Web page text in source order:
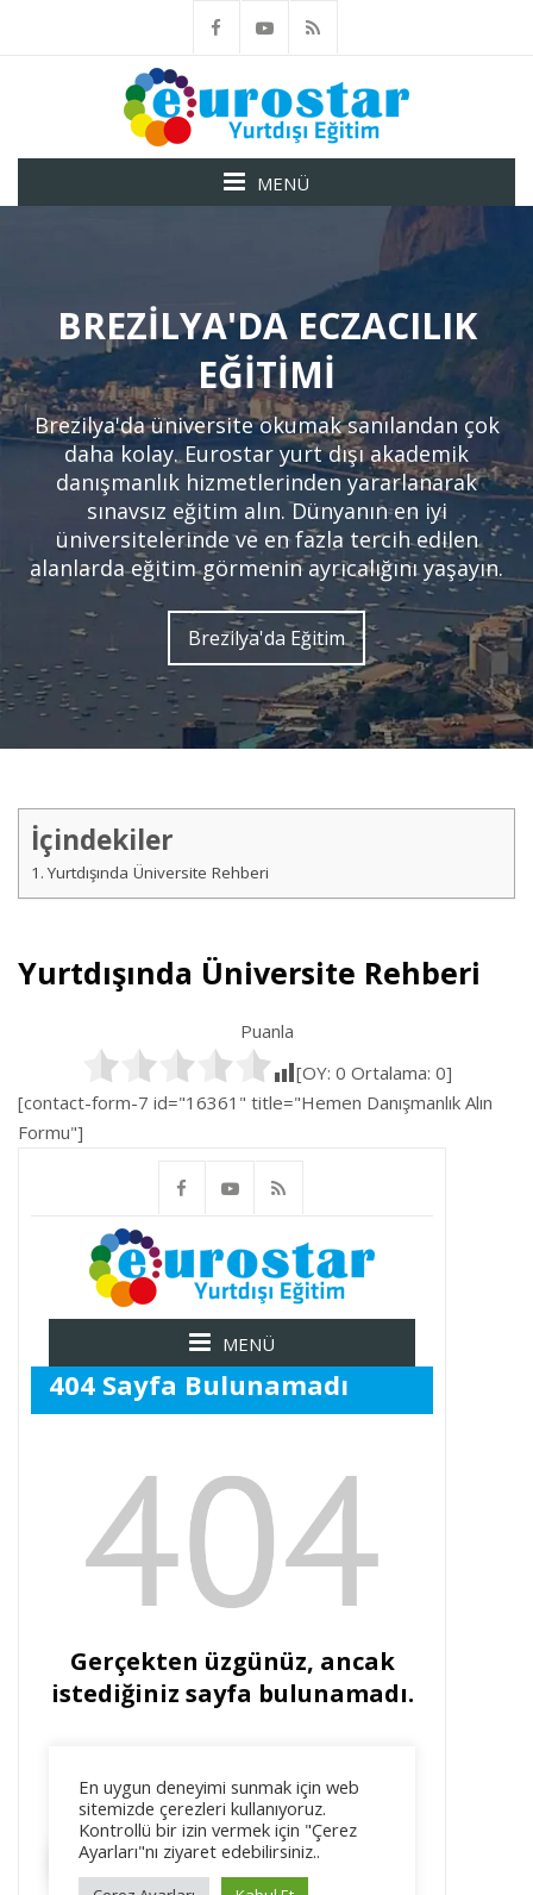
MENÜ
BREZILYA'DA ECZACILIK
EĞITIMI
Brezilya'da üniversite okumak sanılandan çok
daha kolay. Eurostar yurt dışı akademik
danışmanlık hizmetlerinden yararlanarak
sınavsız eğitim alın. Dünyanın en iyi
üniversitelerinde ve en fazla tercih edilen
alanlarda eğitim görmenin ayrıcalığını yaşayın.
Brezilya'da Eğitim
İçindekiler
Yurtdışında Üniversite Rehberi
Yurtdışında Üniversite Rehberi
Puanla
[OY: 0 Ortalama: 0]
[contact-form-7 id="16361" title="Hemen Danışmanlık Alın
Formu"]